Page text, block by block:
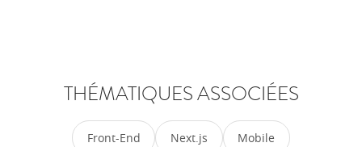
THÉMATIQUES ASSOCIÉES
Front-End Next.js Mobile